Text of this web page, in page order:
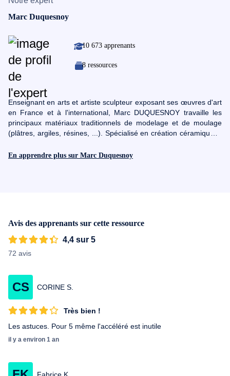
Marc Duquesnoy
10 673 apprenants
8 ressources
Enseignant en arts et artiste sculpteur exposant ses œuvres d'art
en France et à l'international, Marc DUQUESNOY travaille les
principaux matériaux traditionnels de modelage et de moulage
(plâtres, argiles, résines, ...). Spécialisé en création céramique, il
avec de petites et grandes entreprises dans le développement de
En apprendre plus sur Marc Duquesnoy
Avis des apprenants sur cette ressource
4,4 sur 5
72 avis
CS CORINE S.
Très bien !
Les astuces. Pour 5 même l'accéléré est inutile
il y a environ 1 an